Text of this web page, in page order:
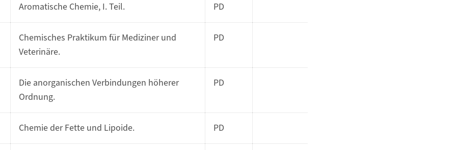
Aromatische Chemie, I. Teil. PD
Chemisches Praktikum für Mediziner und
Veterinäre.
PD
Die anorganischen Verbindungen höherer
Ordnung.
PD
Chemie der Fette und Lipoide. PD